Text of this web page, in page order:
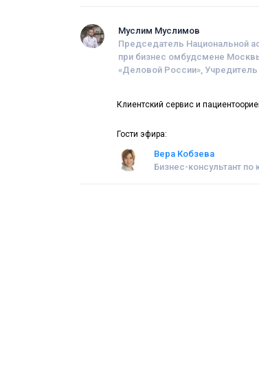
Муслим Муслимов
Председатель Национальной
при бизнес омбудсмене
«Деловой России», Учредитель
Клиентский сервис и
Гости эфира:
Вера Кобзева
Бизнес-консультант